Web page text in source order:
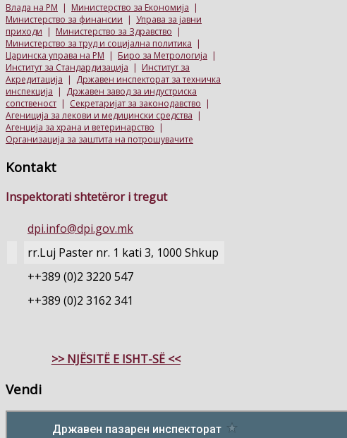
Влада на РМ | Министерство за Економија |
Министерство за финансии | Управа за јавни
приходи | Министерство за Здравство |
Министерство за труд и социјална политика |
Царинска управа на РМ | Биро за Метрологија |
Институт за Стандардизација | Институт за
Акредитација | Државен инспекторат за техничка
инспекција | Државен завод за индустриска
сопственост | Секретаријат за законодавство |
Агениција за лекови и медицински средства |
Агенција за храна и ветеринарство |
Организација за заштита на потрошувачите
Kontakt
Inspektorati shtetëror i tregut
dpi.info@dpi.gov.mk
rr.Luj Paster nr. 1 kati 3, 1000 Shkup
++389 (0)2 3220 547
++389 (0)2 3162 341
>> NJËSITË E ISHT-SË <<
Vendi